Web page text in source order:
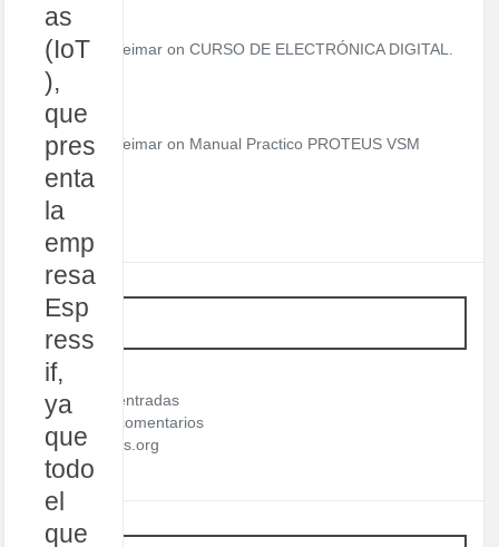
as
(IoT
),
que
pres
enta
la
emp
resa
Esp
ress
if,
ya
que
todo
el
que
Teimar on CURSO DE ELECTRÓNICA DIGITAL.
Teimar on Manual Practico PROTEUS VSM
META
Acceder
Feed de entradas
Feed de comentarios
WordPress.org